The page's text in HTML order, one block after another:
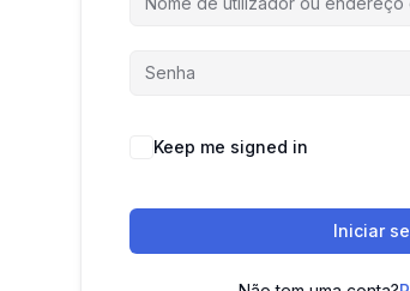
Keep me signed in
Iniciar